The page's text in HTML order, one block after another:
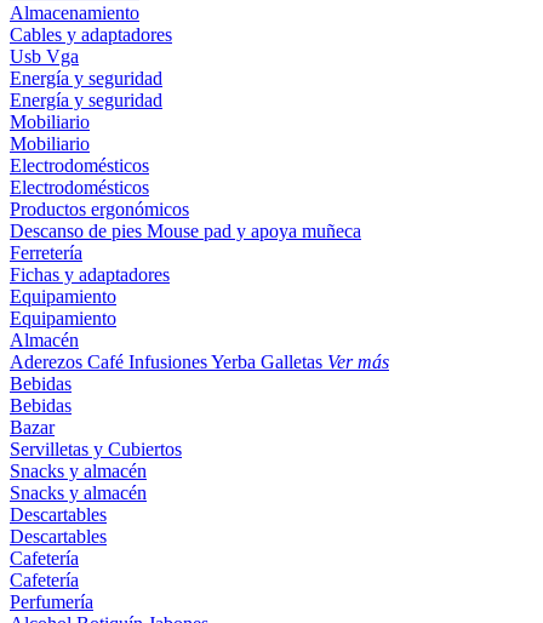
Almacenamiento
Cables y adaptadores
Usb Vga
Energía y seguridad
Energía y seguridad
Mobiliario
Mobiliario
Electrodomésticos
Electrodomésticos
Productos ergonómicos
Descanso de pies Mouse pad y apoya muñeca
Ferretería
Fichas y adaptadores
Equipamiento
Equipamiento
Almacén
Aderezos Café InfusionesYerba Galletas Ver más
Bebidas
Bebidas
Bazar
Servilletas y Cubiertos
Snacks y almacén
Snacks y almacén
Descartables
Descartables
Cafetería
Cafetería
Perfumería